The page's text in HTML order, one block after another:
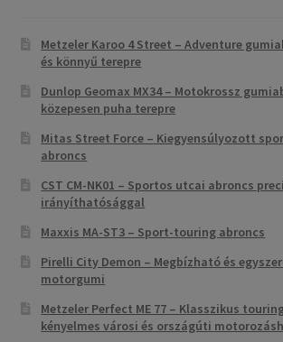
Metzeler Karoo 4 Street – Adventure
és könnyű terepre
Dunlop Geomax MX34 – Motokrossz
közepesen puha terepre
Mitas Street Force – Kiegyensúlyozott
abroncs
CST CM-NK01 – Sportos utcai abroncs
irányíthatósággal
Maxxis MA-ST3 – Sport-touring abroncs
Pirelli City Demon – Megbízható és
motorgumi
Metzeler Perfect ME 77 – Klasszikus
kényelmes városi és országúti